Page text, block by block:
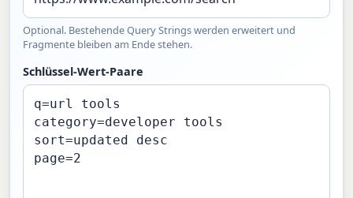
Optional. Bestehende Query Strings werden erweitert und
Fragmente bleiben am Ende stehen.
Schlüssel-Wert-Paare